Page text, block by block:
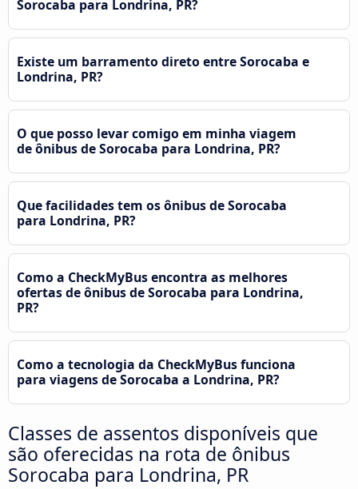
Sorocaba para Londrina, PR?
Existe um barramento direto entre Sorocaba e
Londrina, PR?
O que posso levar comigo em minha viagem
de ônibus de Sorocaba para Londrina, PR?
Que facilidades tem os ônibus de Sorocaba
para Londrina, PR?
Como a CheckMyBus encontra as melhores
ofertas de ônibus de Sorocaba para Londrina,
PR?
Como a tecnologia da CheckMyBus funciona
para viagens de Sorocaba a Londrina, PR?
Classes de assentos disponíveis que
são oferecidas na rota de ônibus
Sorocaba para Londrina, PR